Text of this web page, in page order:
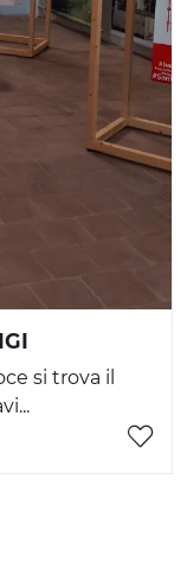
si trova il